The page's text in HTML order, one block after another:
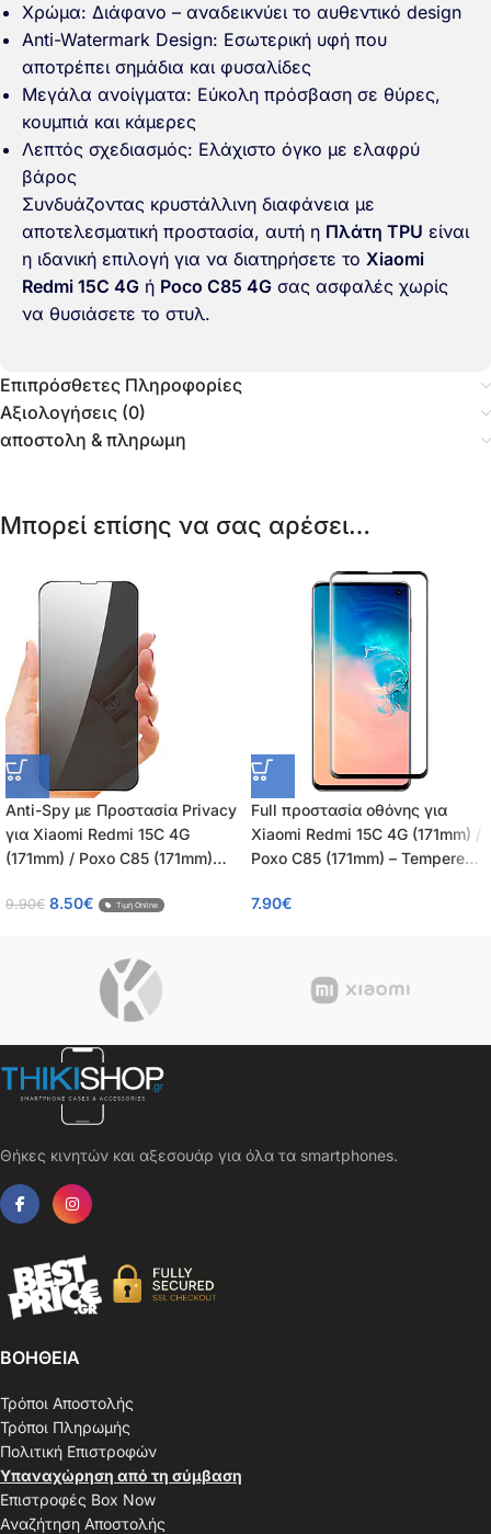
Χρώμα: Διάφανο – αναδεικνύει το αυθεντικό design
Anti-Watermark Design: Εσωτερική υφή που
αποτρέπει σημάδια και φυσαλίδες
Μεγάλα ανοίγματα: Εύκολη πρόσβαση σε θύρες,
κουμπιά και κάμερες
Λεπτός σχεδιασμός: Ελάχιστο όγκο με ελαφρύ
βάρος
Συνδυάζοντας κρυστάλλινη διαφάνεια με
αποτελεσματική προστασία, αυτή η Πλάτη TPU είναι
η ιδανική επιλογή για να διατηρήσετε το Xiaomi
Redmi 15C 4G ή Poco C85 4G σας ασφαλές χωρίς
να θυσιάσετε το στυλ.
Επιπρόσθετες Πληροφορίες
Αξιολογήσεις (0)
αποστολη & πληρωμη
Μπορεί επίσης να σας αρέσει…
Anti-Spy με Προστασία Privacy
για Xiaomi Redmi 15C 4G
(171mm) / Poxo C85 (171mm)
Tempered Glass 9H, Κάλυψη
9.90€ 8.50€ Τιμή Online
Full προστασία οθόνης για
Xiaomi Redmi 15C 4G (171mm) /
Poxo C85 (171mm) – Tempered
OEM – 0.26mm
7.90€
Θήκες κινητών και αξεσουάρ για όλα τα smartphones.
ΒΟΗΘΕΙΑ
Τρόποι Αποστολής
Τρόποι Πληρωμής
Πολιτική Επιστροφών
Υπαναχώρηση από τη σύμβαση
Επιστροφές Box Now
Αναζήτηση Αποστολής